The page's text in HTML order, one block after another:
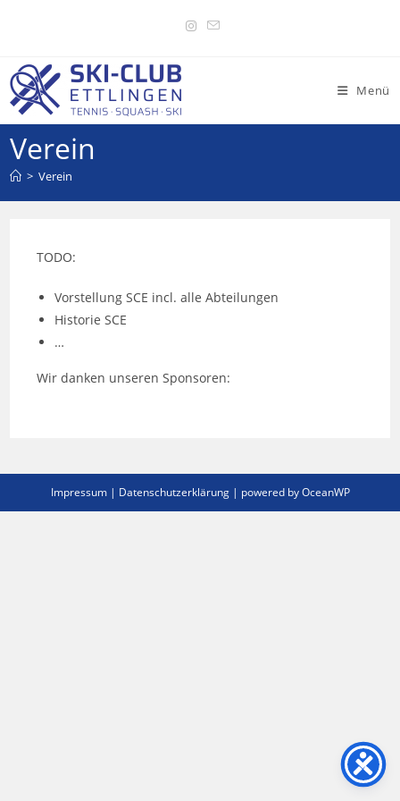
Menü
Verein
> Verein
TODO:
Vorstellung SCE incl. alle Abteilungen
Historie SCE
…
Wir danken unseren Sponsoren:
Impressum| Datenschutzerklärung| powered by OceanWP